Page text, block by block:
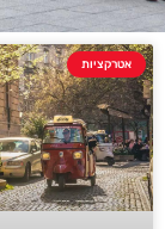
אטרקציות